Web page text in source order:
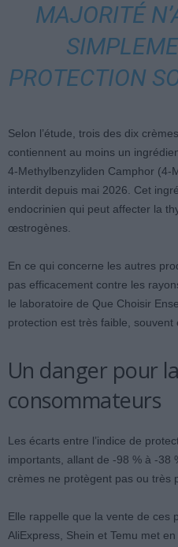
MAJORITÉ
PROTECTION
Selon l’étude, trois des dix
contiennent au moins un
4-Methylbenzyliden Camphor (4-
interdit depuis mai 2026. Cet
endocrinien qui peut affecter la
œstrogènes.
En ce qui concerne les autres
pas efficacement contre les
le laboratoire de Que Choisir
protection est très faible, souvent
Un danger pour
consommateurs
Les écarts entre l’indice de
importants, allant de -98 % à -38
crèmes ne protègent pas ou très
Elle rappelle que la vente de ces
AliExpress, Shein et Temu met